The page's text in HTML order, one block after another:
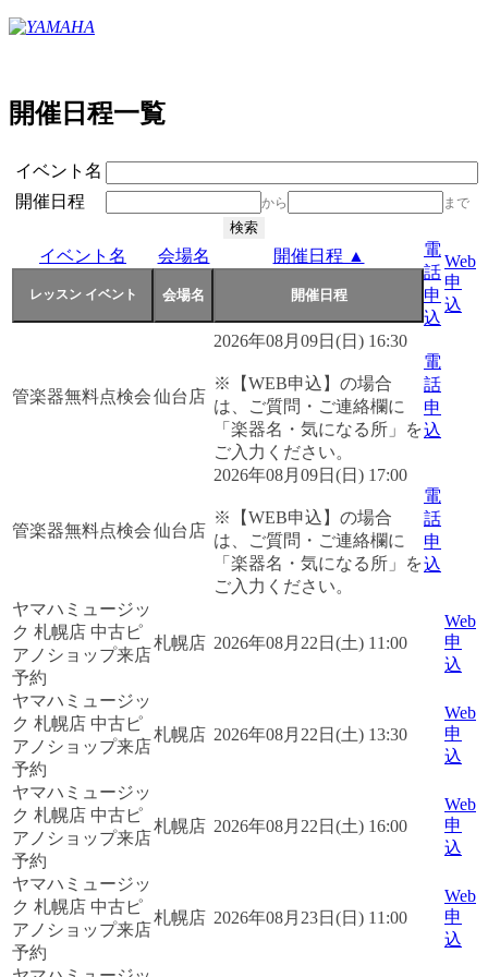
開催日程一覧
イベント名
開催日程
から まで
イベント名 会場名 開催日程 ▲
電
話
申
込
Web
申
込
管楽器無料点検会仙台店
2026年08月09日(日) 16:30
※【WEB申込】の場合
は、ご質問・ご連絡欄に
「楽器名・気になる所」を
ご入力ください。
電
話
申
込
管楽器無料点検会仙台店
2026年08月09日(日) 17:00
※【WEB申込】の場合
は、ご質問・ご連絡欄に
「楽器名・気になる所」を
ご入力ください。
電
話
申
込
ヤマハミュージッ
ク 札幌店 中古ピ
アノショップ来店
予約
札幌店 2026年08月22日(土) 11:00
Web
申
込
ヤマハミュージッ
ク 札幌店 中古ピ
アノショップ来店
予約
札幌店 2026年08月22日(土) 13:30
Web
申
込
ヤマハミュージッ
ク 札幌店 中古ピ
アノショップ来店
予約
札幌店 2026年08月22日(土) 16:00
Web
申
込
ヤマハミュージッ
ク 札幌店 中古ピ
アノショップ来店
予約
札幌店 2026年08月23日(日) 11:00
Web
申
込